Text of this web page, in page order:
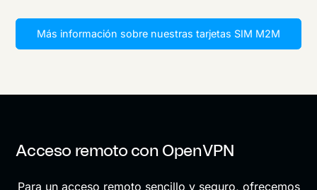
Más información sobre nuestras tarjetas SIM M2M
Acceso remoto con OpenVPN
Para un acceso remoto sencillo y seguro, ofrecemos